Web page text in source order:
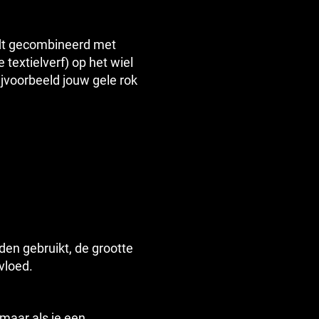
gecombineerd met
textielverf) op het wiel
jouw gele rok
gebruikt, de grootte